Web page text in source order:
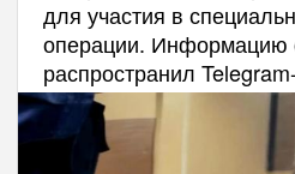
для участия в
операции. Информацию
распространил